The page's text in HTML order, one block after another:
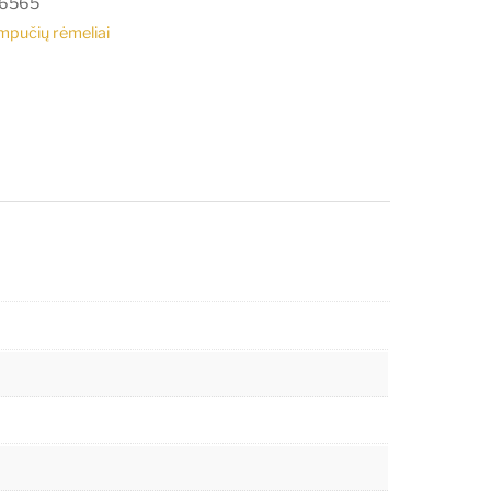
rėmeliai